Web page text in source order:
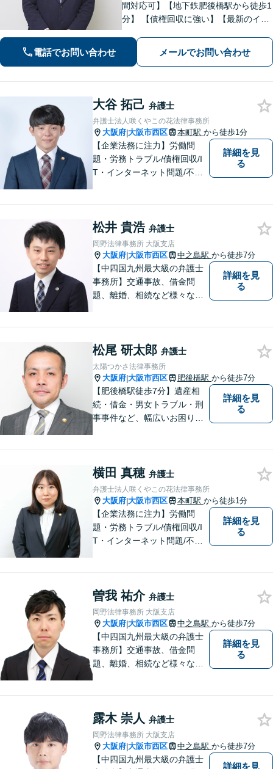
間対応可】【地下鉄肥後橋駅から徒歩1
分】 【債権回収に強い】【最新のイン
けで解決することもよくあります。ま
ずはお気軽にご相談下さい。【ビデオ
電話でお問い合わせ メールでお問い合わせ
大谷 拓己 弁護士
弁護士法人咲くやこの花法律事務所
大阪府|大阪市西区 本町駅 から徒歩1分
【企業法務に注力】労働問
題・労務トラブル/債権回収/I
T・インターネット問題/不動
おります。【地下鉄御堂筋線
「本町駅」22番出口1分】
【近隣駐車場多数】
詳細を見
る
松井 貴浩 弁護士
岡野法律事務所 大阪支店
大阪府|大阪市西区 中之島駅 から徒歩7分
【中四国九州最大級の弁護士
事務所】交通事故、借金問
題、離婚、相続など様々な問
い！
詳細を見
る
松尾 研太郎 弁護士
太陽つかさ法律事務所
大阪府|大阪市西区 肥後橋駅 から徒歩7分
【肥後橋駅徒歩7分】遺産相
続・借金・男女トラブル・刑
事事件など、幅広いお困りご
す。フットワークを活かし、
迅速な解決へと尽力いたしま
す。
詳細を見
る
横田 真穂 弁護士
弁護士法人咲くやこの花法律事務所
大阪府|大阪市西区 本町駅 から徒歩1分
【企業法務に注力】労働問
題・労務トラブル/債権回収/I
T・インターネット問題/不動
おります。【地下鉄御堂筋線
「本町駅」22番出口1分】
【近隣駐車場多数】
詳細を見
る
曽我 祐介 弁護士
岡野法律事務所 大阪支店
大阪府|大阪市西区 中之島駅 から徒歩7分
【中四国九州最大級の弁護士
事務所】交通事故、借金問
題、離婚、相続など様々な問
い！
詳細を見
る
露木 崇人 弁護士
岡野法律事務所 大阪支店
大阪府|大阪市西区 中之島駅 から徒歩7分
【中四国九州最大級の弁護士
詳細を見